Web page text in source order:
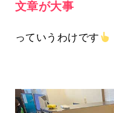
文章が大事
っていうわけです